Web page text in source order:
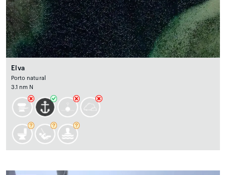
Elva
Porto natural
3.1 nm N